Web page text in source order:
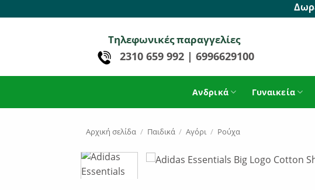
στο
Τηλεφωνικές παραγγελίες
2310 659 992 | 6996629100
Ανδρικά Γυναικεία
Αρχική σελίδα / Παιδικά / Αγόρι / Ρούχα